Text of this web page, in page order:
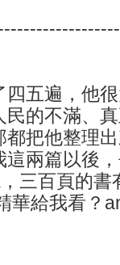
五遍，他
的不滿、
把他整理
兩篇以後
三百頁的書
華給我看？